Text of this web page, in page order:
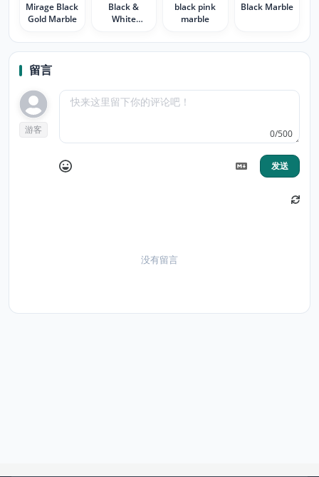
Mirage Black
Gold Marble
Black &
White
Theme
black pink
marble
Black Marble
留言
游客 0/500
发送
没有留言